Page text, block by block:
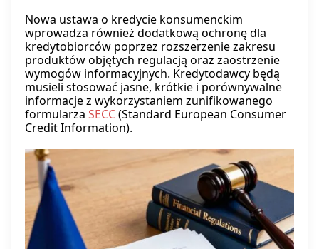
Nowa ustawa o kredycie konsumenckim
wprowadza również dodatkową ochronę dla
kredytobiorców poprzez rozszerzenie zakresu
produktów objętych regulacją oraz zaostrzenie
wymogów informacyjnych. Kredytodawcy będą
musieli stosować jasne, krótkie i porównywalne
informacje z wykorzystaniem zunifikowanego
formularza SECC(Standard European Consumer
Credit Information).